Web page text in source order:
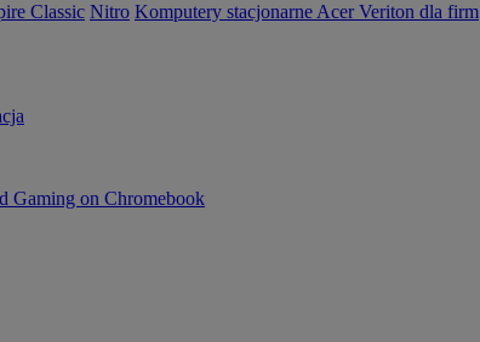
Classic Nitro Komputery stacjonarne Acer Veriton dla firm
Gaming on Chromebook